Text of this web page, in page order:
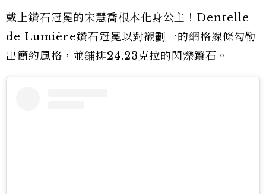
戴上鑽石冠冕的宋慧喬根本化身公主！Dentelle
de Lumière鑽石冠冕以對襯劃一的網格線條勾勒
出簡約風格，並鋪排24.23克拉的閃爍鑽石。